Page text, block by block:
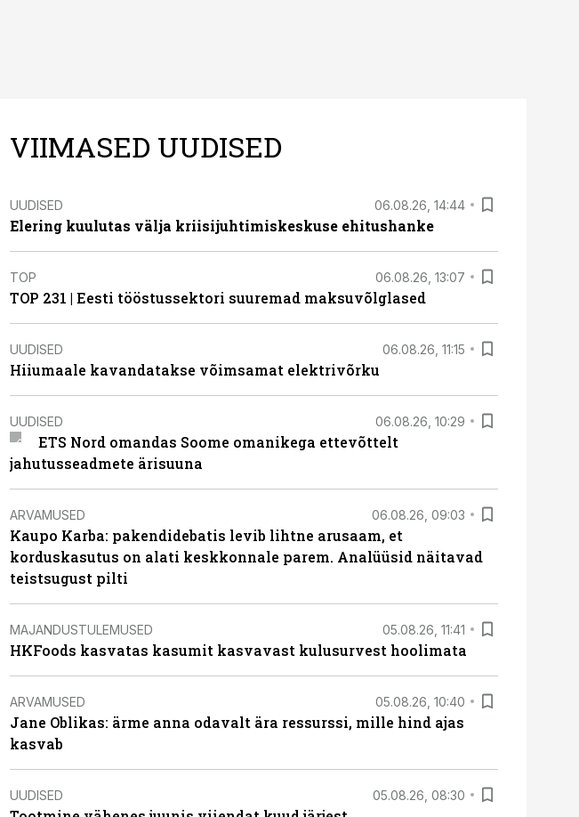
VIIMASED UUDISED
UUDISED 06.08.26, 14:44
Elering kuulutas välja kriisijuhtimiskeskuse ehitushanke
TOP 06.08.26, 13:07
TOP 231 | Eesti tööstussektori suuremad maksuvõlglased
UUDISED 06.08.26, 11:15
Hiiumaale kavandatakse võimsamat elektrivõrku
UUDISED 06.08.26, 10:29
ETS Nord omandas Soome omanikega ettevõttelt
jahutusseadmete ärisuuna
ARVAMUSED 06.08.26, 09:03
Kaupo Karba: pakendidebatis levib lihtne arusaam, et
korduskasutus on alati keskkonnale parem. Analüüsid näitavad
teistsugust pilti
MAJANDUSTULEMUSED 05.08.26, 11:41
HKFoods kasvatas kasumit kasvavast kulusurvest hoolimata
ARVAMUSED 05.08.26, 10:40
Jane Oblikas: ärme anna odavalt ära ressurssi, mille hind ajas
kasvab
UUDISED 05.08.26, 08:30